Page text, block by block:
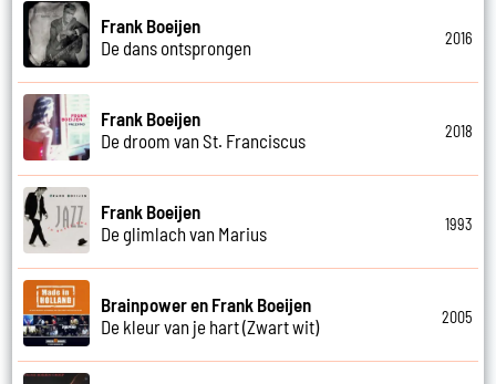
Frank Boeijen
De dans ontsprongen
2016
Frank Boeijen
De droom van St. Franciscus
2018
Frank Boeijen
De glimlach van Marius
1993
Brainpower en Frank Boeijen
De kleur van je hart (Zwart wit)
2005